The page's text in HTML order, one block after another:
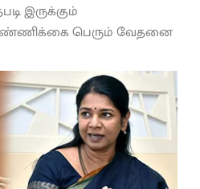
இருக்கும்
பெரும் வேதனை